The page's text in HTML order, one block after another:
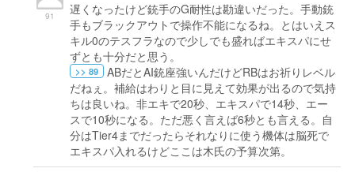
91
遅くなったけど銃手のG耐性は勘違いだった。手動銃
手もブラックアウトで操作不能になるね。とはいえス
キル0のテスフラなので少しでも盛ればエキスパにせ
ずとも十分だと思う。
>> 89
ABだとAI銃座強いんだけどRBはお祈りレベル
だねぇ。補給はわりと目に見えて効果が出るので気持
ちは良いね。非エキで20秒、エキスパで14秒、エー
スで10秒になる。ただ悪く言えば6秒とも言える。自
分はTier4までだったらそれなりに使う機体は脳死で
エキスパ入れるけどここは木氏の予算次第。